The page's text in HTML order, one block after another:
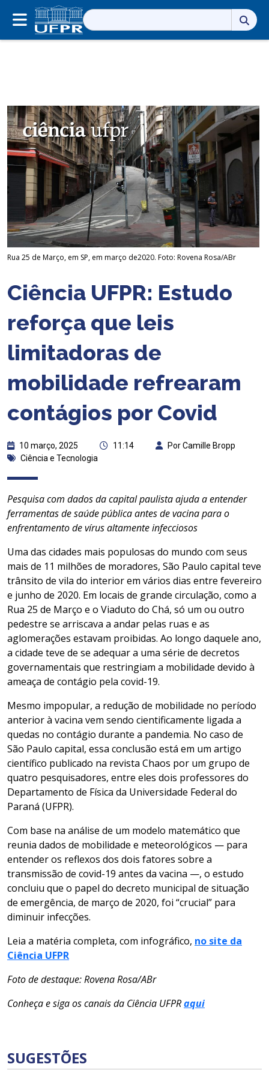
Pesquisar
por:
Rua 25 de Março, em SP, em março de2020. Foto: Rovena Rosa/ABr
Ciência UFPR: Estudo
reforça que leis
limitadoras de
mobilidade refrearam
contágios por Covid
10 março, 2025 11:14
Por Camille Bropp
Ciência e Tecnologia
Pesquisa com dados da capital paulista ajuda a entender
ferramentas de saúde pública antes de vacina para o
enfrentamento de vírus altamente infecciosos
Uma das cidades mais populosas do mundo com seus
mais de 11 milhões de moradores, São Paulo capital teve
trânsito de vila do interior em vários dias entre fevereiro
e junho de 2020. Em locais de grande circulação, como a
Rua 25 de Março e o Viaduto do Chá, só um ou outro
pedestre se arriscava a andar pelas ruas e as
aglomerações estavam proibidas. Ao longo daquele ano,
a cidade teve de se adequar a uma série de decretos
governamentais que restringiam a mobilidade devido à
ameaça de contágio pela covid-19.
Mesmo impopular, a redução de mobilidade no período
anterior à vacina vem sendo cientificamente ligada a
quedas no contágio durante a pandemia. No caso de
São Paulo capital, essa conclusão está em um artigo
científico publicado na revista Chaos por um grupo de
quatro pesquisadores, entre eles dois professores do
Departamento de Física da Universidade Federal do
Paraná (UFPR).
Com base na análise de um modelo matemático que
reunia dados de mobilidade e meteorológicos — para
entender os reflexos dos dois fatores sobre a
transmissão de covid-19 antes da vacina —, o estudo
concluiu que o papel do decreto municipal de situação
de emergência, de março de 2020, foi “crucial” para
diminuir infecções.
Leia a matéria completa, com infográfico, no site da
Ciência UFPR
Foto de destaque: Rovena Rosa/ABr
Conheça e siga os canais da Ciência UFPRaqui
SUGESTÕES